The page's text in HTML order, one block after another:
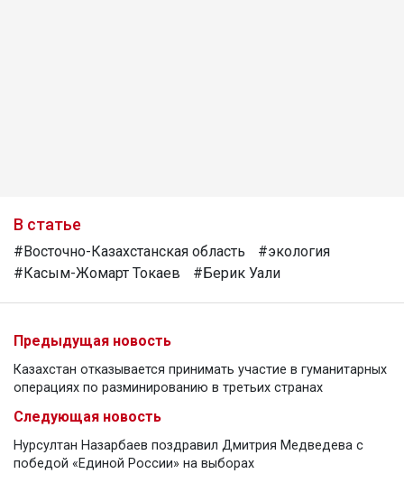
В статье
#Восточно-Казахстанская область
#экология
#Касым-Жомарт Токаев
#Берик Уали
Предыдущая новость
Казахстан отказывается принимать участие в гуманитарных
операциях по разминированию в третьих странах
Следующая новость
Нурсултан Назарбаев поздравил Дмитрия Медведева с
победой «Единой России» на выборах